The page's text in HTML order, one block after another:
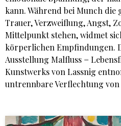
kann. Während bei Munch
Trauer, Verzweiflung, Angst,
Mittelpunkt stehen, widmet
körperlichen Empfindungen.
Ausstellung Malfluss =
Kunstwerks von Lassnig
untrennbare Verflechtung von